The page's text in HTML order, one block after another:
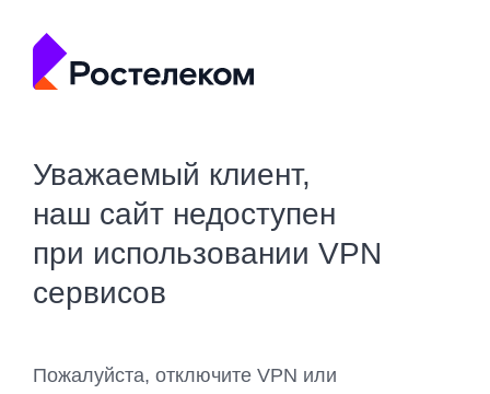
Уважаемый клиент,
наш сайт недоступен
при использовании VPN
сервисов
Пожалуйста, отключите VPN или